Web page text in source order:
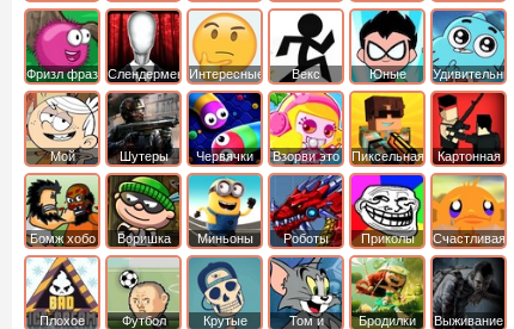
Шон
Сандали
Свомпи
Вилли
Фризл фраз Слендермен Интересные Векс
Юные
титаны
вперед
Удивительный
мир
Гамбола
Мой
шумный
дом
Шутеры Червячки Взорви это
Пиксельная
война
Картонная
башка
Бомж хобо
Воришка
боб
Миньоны
Роботы
динозавры
Приколы
Счастливая
обезьянка
Плохое
Футбол
Крутые
Том и
Бродилки
Выживание